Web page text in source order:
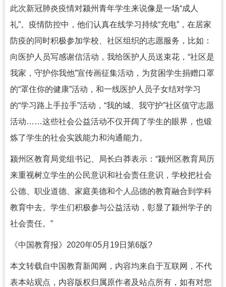
此次新冠肺炎疫情对颍州青年学生来说像是一场“成人
礼”。疫情防控中，他们认真在线学习持续“充电”，在居家
防疫的同时积极参加学校、社区组织的志愿服务，比如：
向医护人员写感谢信活动，我给医护人员送束花，“社区是
我家，守护你我他”宣传画征集活动，为贫困学生捐赠口罩
的“罩住你的健康”活动，和一线医护人员子女结对学习
的“学习路上手拉手”活动，“我的城、我守护”社区值守志愿
活动……这些社会公益活动不仅开阔了学生的眼界，也锻
炼了学生的社会实践能力和沟通能力。
颍州区教育局党组书记、局长白莽表示：“颍州区教育局历
来重视树立学生的公民意识和社会责任意识，学校把社会
公德、职业道德、家庭美德和个人品德的教育融合到学科
教育中去。学生们积极参与公益活动，彰显了颍州学子的
社会责任。”
《中国教育报》2020年05月19日第6版?
本文转载自中国教育新闻网，内容均来自于互联网，不代
表本站观点，内容版权归属原作者及站点所有，如有对您